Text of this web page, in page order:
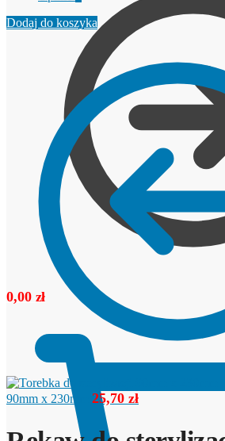
0,00 zł
Dodaj do koszyka
90mm x 230mm
25,70 zł